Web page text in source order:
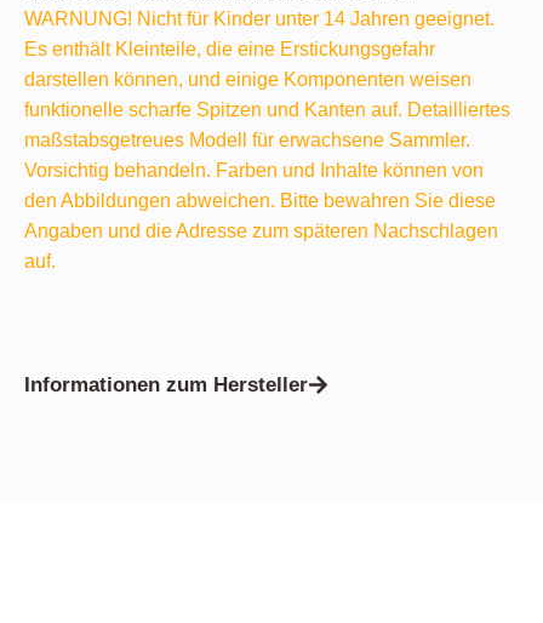
WARNUNG! Nicht für Kinder unter 14 Jahren geeignet.
Es enthält Kleinteile, die eine Erstickungsgefahr
darstellen können, und einige Komponenten weisen
funktionelle scharfe Spitzen und Kanten auf. Detailliertes
maßstabsgetreues Modell für erwachsene Sammler.
Vorsichtig behandeln. Farben und Inhalte können von
den Abbildungen abweichen. Bitte bewahren Sie diese
Angaben und die Adresse zum späteren Nachschlagen
auf.
Informationen zum Hersteller